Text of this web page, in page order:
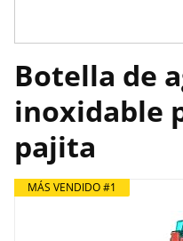
Botella de
inoxidable
pajita
MÁS VENDIDO #1